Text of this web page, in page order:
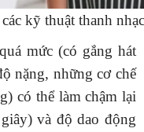
kỹ thuật thanh
mức (có gắng hát
nặng, những cơ chế
có thể làm chậm lại
và độ dao động